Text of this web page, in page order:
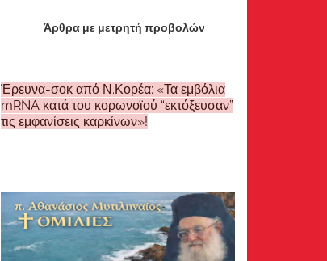
Άρθρα με μετρητή προβολών
Έρευνα-σοκ από Ν.Κορέα: «Τα εμβόλια
mRNA κατά του κορωνοϊού “εκτόξευσαν”
τις εμφανίσεις καρκίνων»!